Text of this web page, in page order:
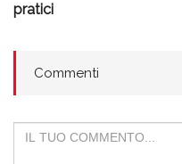
pratici
Commenti